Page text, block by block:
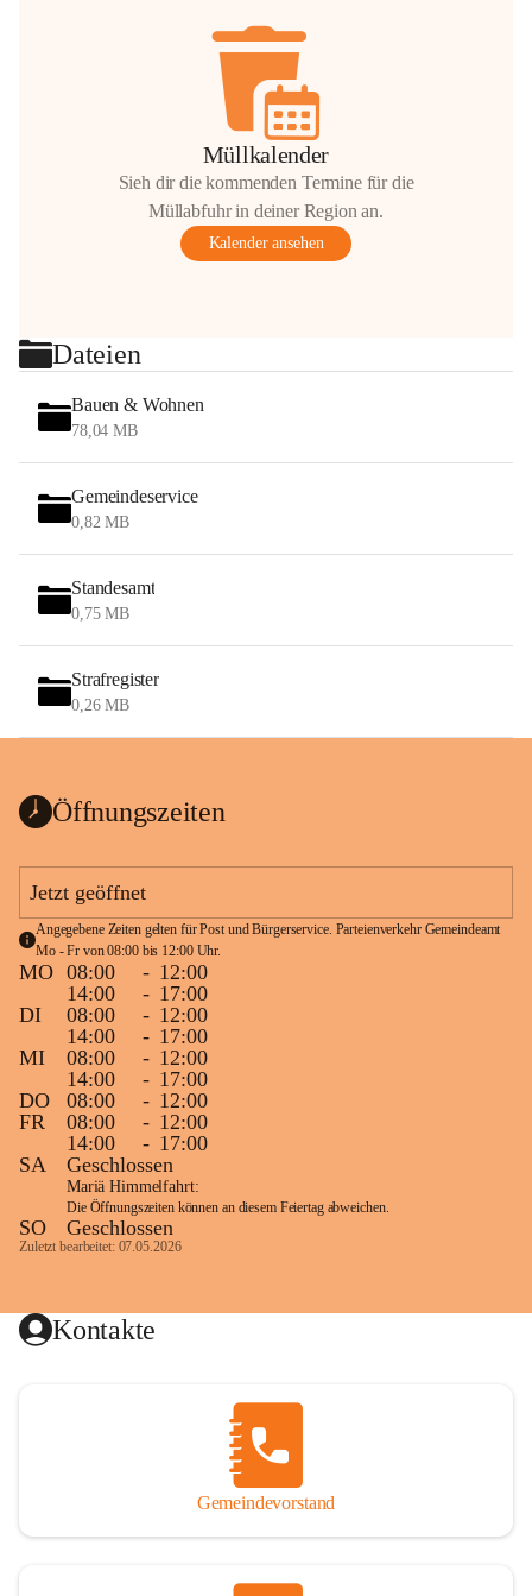
Müllkalender
Sieh dir die kommenden Termine für die
Müllabfuhr in deiner Region an.
Kalender ansehen
Dateien
Bauen & Wohnen
78,04 MB
Gemeindeservice
0,82 MB
Standesamt
0,75 MB
Strafregister
0,26 MB
Öffnungszeiten
Jetzt geöffnet
Angegebene Zeiten gelten für Post und Bürgerservice. Parteienverkehr Gemeindeamt
Mo - Fr von 08:00 bis 12:00 Uhr.
MO 08:00 - 12:00
14:00
- 17:00
DI
08:00 - 12:00
14:00
- 17:00
MI
08:00 - 12:00
14:00
- 17:00
DO
08:00 - 12:00
FR
08:00 - 12:00
14:00
- 17:00
SA
Geschlossen
Mariä Himmelfahrt:
Die Öffnungszeiten können an diesem Feiertag abweichen.
SO Geschlossen
Zuletzt bearbeitet: 07.05.2026
Kontakte
Gemeindevorstand